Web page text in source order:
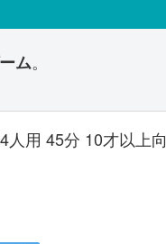
ム。
用 45分 10才以上向